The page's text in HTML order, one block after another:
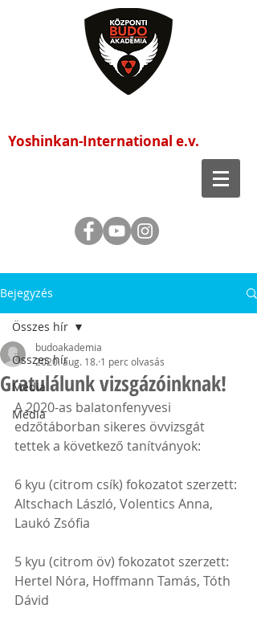
Yoshinkan-International e.v.
Bejegyzés
Összes hír
Média
Média
Összes hír
Gratulálunk vizsgázóinknak!
budoakademia
2020. aug. 18. 1 perc olvasás
A 2020-as balatonfenyvesi
edzőtáborban sikeres övvizsgát
tettek a következő tanítványok:
6 kyu (citrom csík) fokozatot szerzett:
Altschach László, Volentics Anna,
Laukó Zsófia
5 kyu (citrom öv) fokozatot szerzett:
Hertel Nóra, Hoffmann Tamás, Tóth
Dávid